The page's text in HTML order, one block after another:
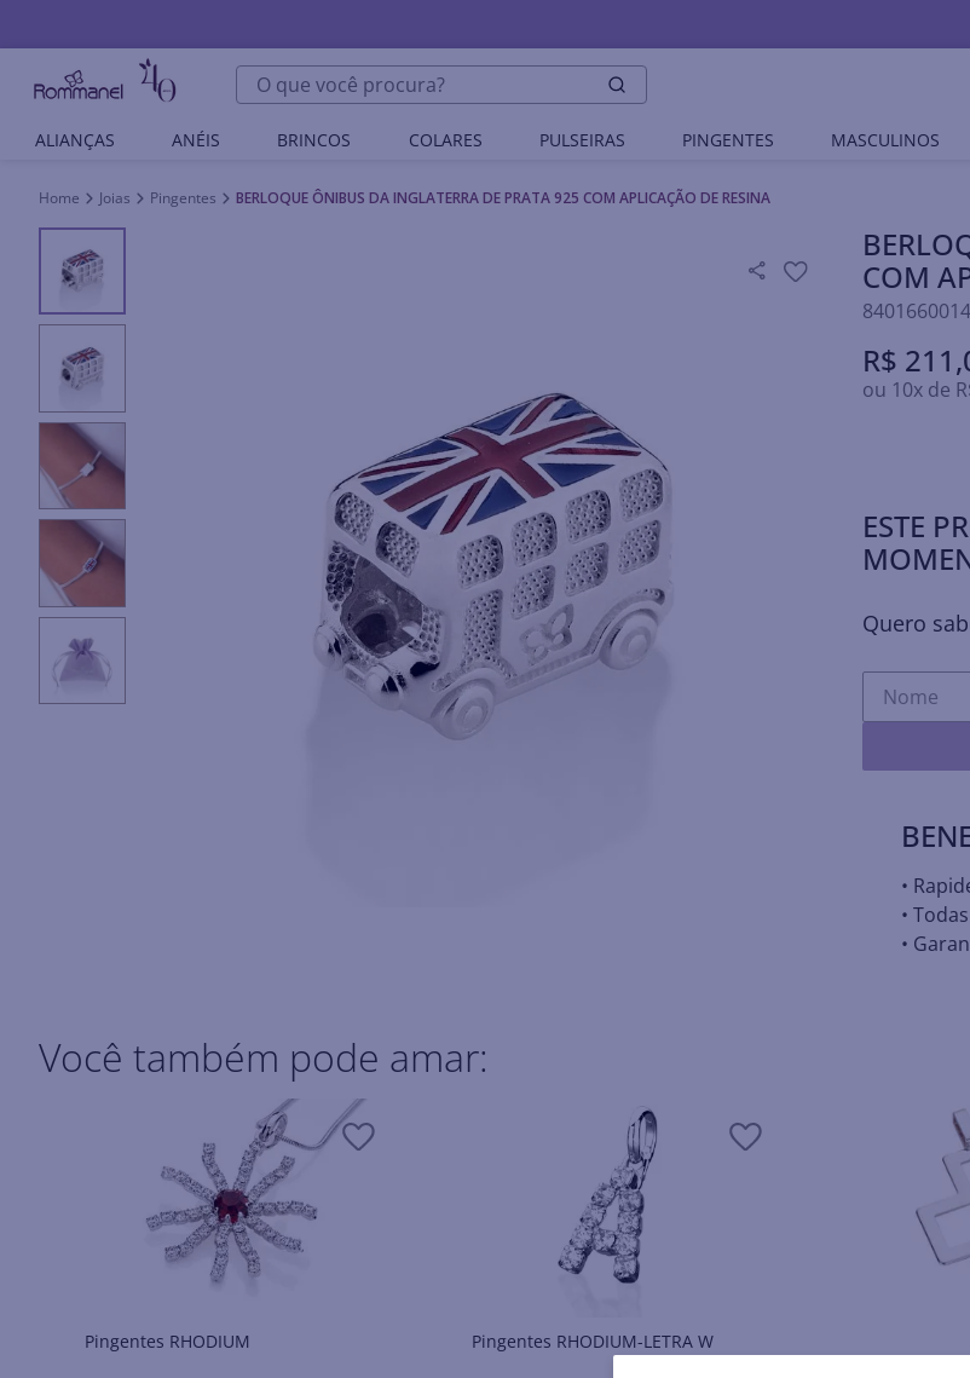
O que você procura?
ALIANÇAS ANÉIS BRINCOS COLARES PULSEIRAS PINGENTES MASCULINOS
Joias Pingentes BERLOQUE ÔNIBUS DA INGLATERRA DE PRATA 925 COM APLICAÇÃO DE RESINA
COM
8401660014
R$ 211,
ou 10x de
ESTE
Quero
•
•
•
Você também pode amar:
Pingentes RHODIUM Pingentes RHODIUM-LETRA W
PINGENTE